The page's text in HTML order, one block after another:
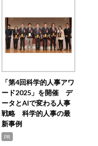
「第4回科学的人事アワ
ード2025」を開催 デ
ータとAIで変わる人事
戦略 科学的人事の最
新事例
PR